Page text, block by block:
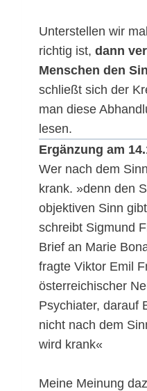
Unterstellen wir
richtig ist, dann
Menschen den
schließt sich der
man diese
lesen.
Ergänzung am
Wer nach dem
krank. »denn den
objektiven Sinn
schreibt Sigmund
Brief an Marie
fragte Viktor Emil
österreichischer
Psychiater, darauf
nicht nach dem
wird krank«
Meine Meinung